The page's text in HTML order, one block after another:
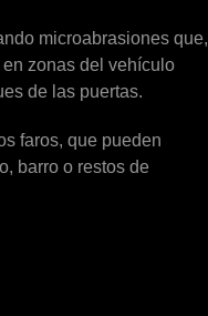
microabrasiones que,
zonas del vehículo
de las puertas.
faros, que pueden
barro o restos de